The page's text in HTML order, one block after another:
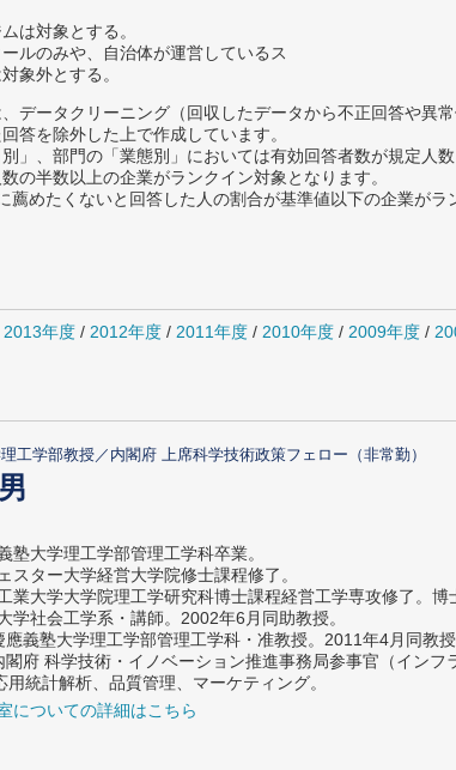
は対象とする。
ルのみや、自治体が運営しているス
象外とする。
データクリーニング（回収したデータから不正回答や異常
答を除外した上で作成しています。
」、部門の「業態別」においては有効回答者数が規定人
の半数以上の企業がランクイン対象となります。
めたくないと回答した人の割合が基準値以下の企業がラ
2013年度 / 2012年度 / 2011年度 / 2010年度 / 2009年度 /
工学部教授／内閣府 上席科学技術政策フェロー（非常勤）
塾大学理工学部管理工学科卒業。
スター大学経営大学院修士課程修了。
業大学大学院理工学研究科博士課程経営工学専攻修了。博
学社会工学系・講師。2002年6月同助教授。
義塾大学理工学部管理工学科・准教授。2011年4月同教授
府 科学技術・イノベーション推進事務局参事官（インフ
用統計解析、品質管理、マーケティング。
についての詳細はこちら